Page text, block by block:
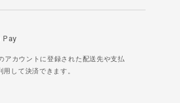
Pay
アカウントに登録された配送先や支払
用して決済できます。